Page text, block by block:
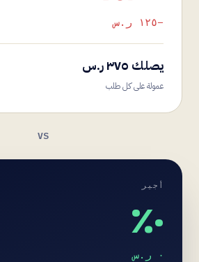
−١٢٥ ر.س
يصلك ٣٧٥ ر.س
عمولة على كل طلب
VS
أجير
٠٪
٠ ر.س